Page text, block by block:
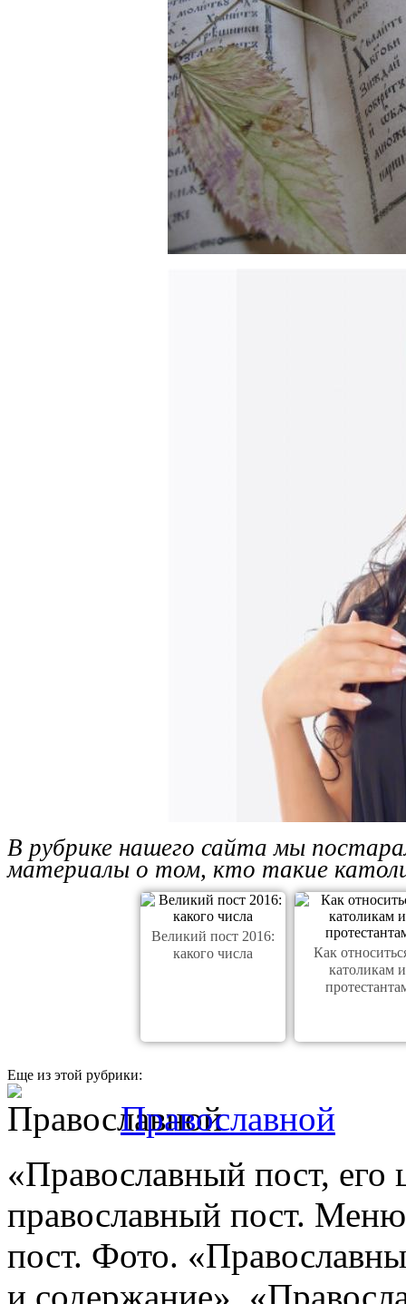
В рубрике нашего сайта мы
материалы о том, кто такие
Великий пост 2016:
какого числа
Как
католикам и
Еще из этой рубрики:
Православной
«Православный пост,
православный пост.
пост. Фото.
и содержание».